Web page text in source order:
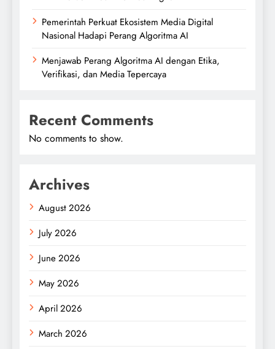
Pemerintah Perkuat Ekosistem Media Digital
Nasional Hadapi Perang Algoritma AI
Menjawab Perang Algoritma AI dengan Etika,
Verifikasi, dan Media Tepercaya
Recent Comments
No comments to show.
Archives
August 2026
July 2026
June 2026
May 2026
April 2026
March 2026